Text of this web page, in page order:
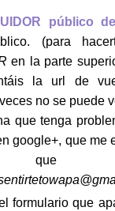
público
(para
en la parte
la url de
no se puede
que tenga
google+, que me
que
formulario que